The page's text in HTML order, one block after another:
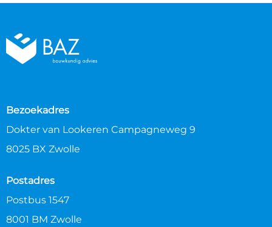
Bezoekadres
Dokter van Lookeren Campagneweg 9
8025 BX Zwolle
Postadres
Postbus 1547
8001 BM Zwolle